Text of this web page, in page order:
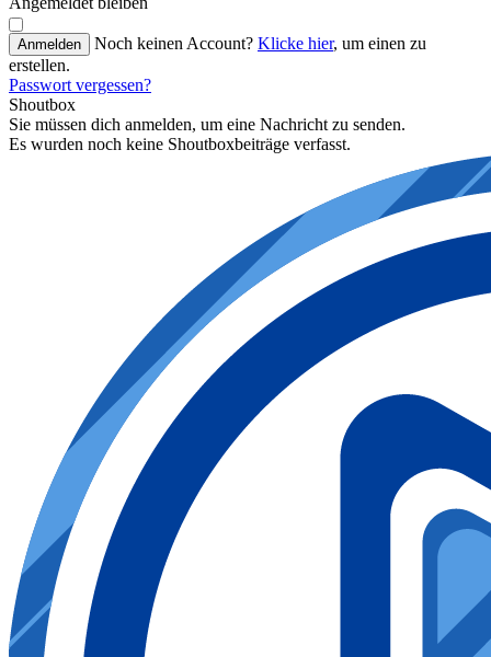
Anmelden Noch keinen Account? Klicke hier, um einen zu
erstellen.
Passwort vergessen?
Shoutbox
Sie müssen dich anmelden, um eine Nachricht zu senden.
Es wurden noch keine Shoutboxbeiträge verfasst.